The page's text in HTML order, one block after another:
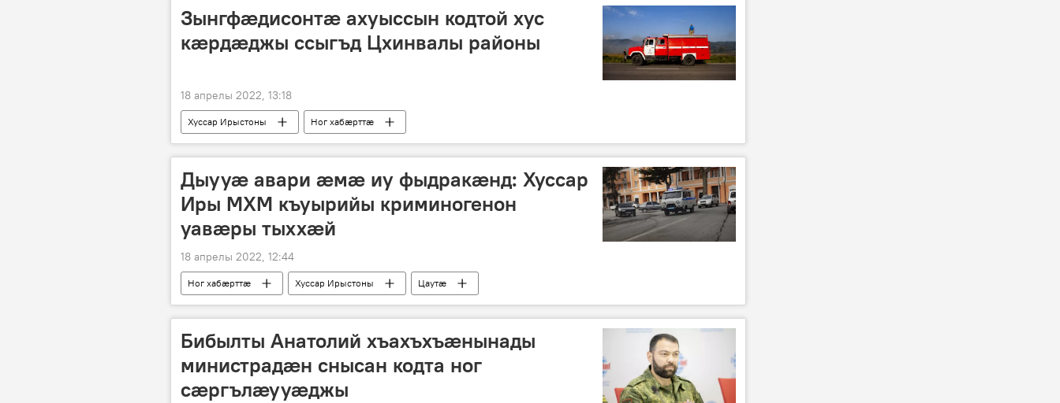
Зынгфӕдисонтӕ ахуыссын кодтой хус
кӕрдӕджы ссыгъд Цхинвалы районы
18 апрелы 2022, 13:18
Хуссар Ирыстоны Ног хабӕрттӕ
Дыууӕ авари ӕмӕ иу фыдракӕнд: Хуссар
Иры МХМ къуырийы криминогенон
уавӕры тыххӕй
18 апрелы 2022, 12:44
Ног хабӕрттӕ Хуссар Ирыстоны Цаутӕ
Бибылты Анатолий хъахъхъӕнынады
министрадӕн снысан кодта ног
сӕргълӕууӕджы